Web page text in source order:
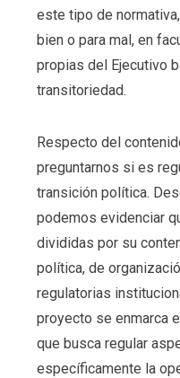
este tipo de
bien o para mal, en
propias del Ejecutivo
transitoriedad.
Respecto del
preguntarnos si es
transición política.
podemos evidenciar
divididas por su
política, de
regulatorias
proyecto se enmarca
que busca regular
específicamente la